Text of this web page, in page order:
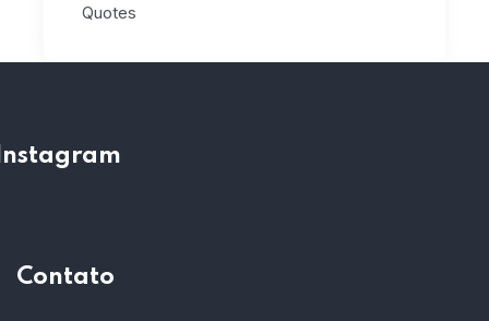
Quotes
Contato